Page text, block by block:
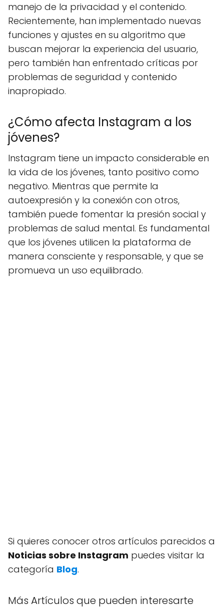
manejo de la privacidad y el contenido.
Recientemente, han implementado nuevas
funciones y ajustes en su algoritmo que
buscan mejorar la experiencia del usuario,
pero también han enfrentado críticas por
problemas de seguridad y contenido
inapropiado.
¿Cómo afecta Instagram a los
jóvenes?
Instagram tiene un impacto considerable en
la vida de los jóvenes, tanto positivo como
negativo. Mientras que permite la
autoexpresión y la conexión con otros,
también puede fomentar la presión social y
problemas de salud mental. Es fundamental
que los jóvenes utilicen la plataforma de
manera consciente y responsable, y que se
promueva un uso equilibrado.
Si quieres conocer otros artículos parecidos a
Noticias sobre Instagram puedes visitar la
categoría Blog.
Más Artículos que pueden interesarte